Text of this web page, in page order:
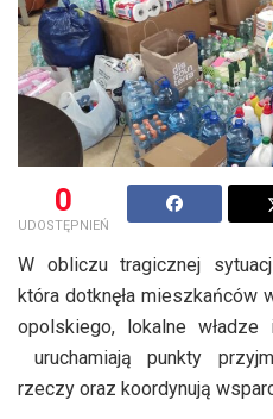
0
UDOSTĘPNIEŃ
W obliczu tragicznej
która dotknęła
opolskiego, lokalne
uruchamiają punkty
rzeczy oraz koordynują